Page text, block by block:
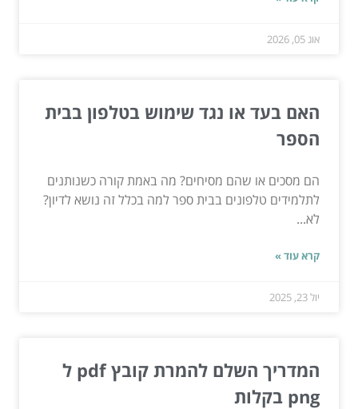
אוג 05, 2026
האם בעד או נגד שימוש בטלפון בבית
הספר
הם מסכים או שהם מסיחים? מה באמת קורה כשנותנים
לתלמידים טלפונים בבית ספר למה בכלל זה נושא לדיון?
לא...
קרא עוד »
יול 23, 2025
המדריך השלם להמרת קובץ pdf ל
png בקלות